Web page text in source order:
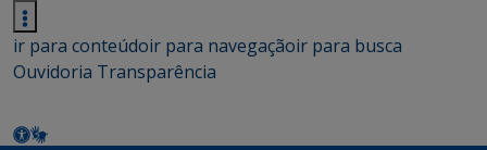
ir para conteúdoir para navegaçãoir para busca
Ouvidoria Transparência